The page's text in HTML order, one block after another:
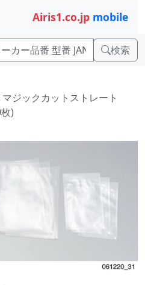
Airis1.co.jp mobile
検索
ジックカットストレート
)